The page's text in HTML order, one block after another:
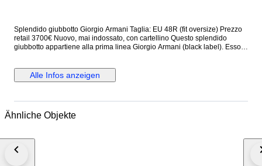
Splendido giubbotto Giorgio Armani Taglia: EU 48R (fit oversize) Prezzo
retail 3700€ Nuovo, mai indossato, con cartellino Questo splendido
giubbotto appartiene alla prima linea Giorgio Armani (black label). Esso
materiali che lo rendono estremamente piacevole da indossare. Made in
Italy Dettagli: - fantasia logo all over "GA" - bottoni e zip logati "GA" Misure
colletto) 80 cm Tempi di spedizione: Italia (dai 3 ai 5 giorni) Europa (dai 5
Alle Infos anzeigen
Ähnliche Objekte